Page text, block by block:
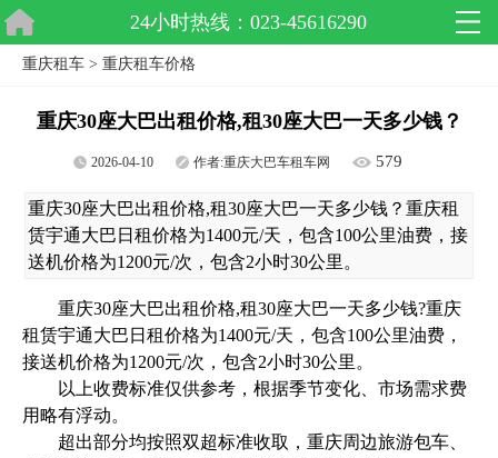
24小时热线：023-45616290
重庆租车 > 重庆租车价格
重庆30座大巴出租价格,租30座大巴一天多少钱？
2026-04-10 作者:重庆大巴车租车网 579
重庆30座大巴出租价格,租30座大巴一天多少钱？重庆租
赁宇通大巴日租价格为1400元/天，包含100公里油费，接
送机价格为1200元/次，包含2小时30公里。
重庆30座大巴出租价格,租30座大巴一天多少钱?重庆
租赁宇通大巴日租价格为1400元/天，包含100公里油费，
接送机价格为1200元/次，包含2小时30公里。
以上收费标准仅供参考，根据季节变化、市场需求费
用略有浮动。
超出部分均按照双超标准收取，重庆周边旅游包车、